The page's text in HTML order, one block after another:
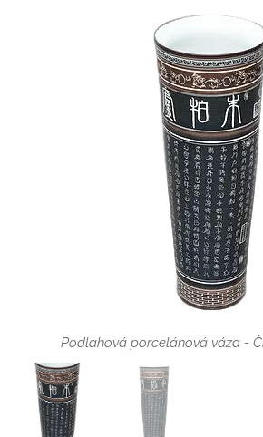
Podlahová porcelánová váza -
Podlahová porcelánová váza -